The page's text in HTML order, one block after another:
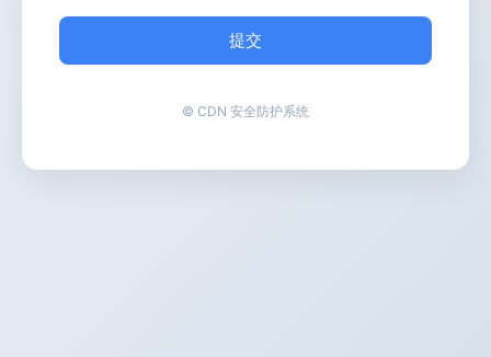
提交
© CDN 安全防护系统